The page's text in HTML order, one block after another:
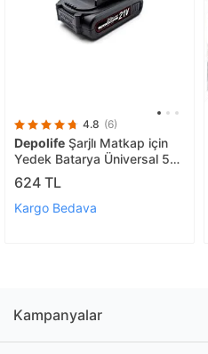
4.8 (6)
Depolife Şarjlı Matkap için
Yedek Batarya Üniversal 5
Pilli 18v 2.0 Ah Li-on Pil Şarj
edilebilir (5 Pilli)
624 TL
Kargo Bedava
Kampanyalar